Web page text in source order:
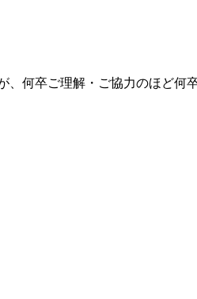
何卒ご理解・ご協力のほど何